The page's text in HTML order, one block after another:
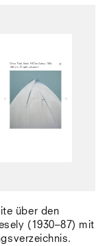
über den
(1930–87) mit